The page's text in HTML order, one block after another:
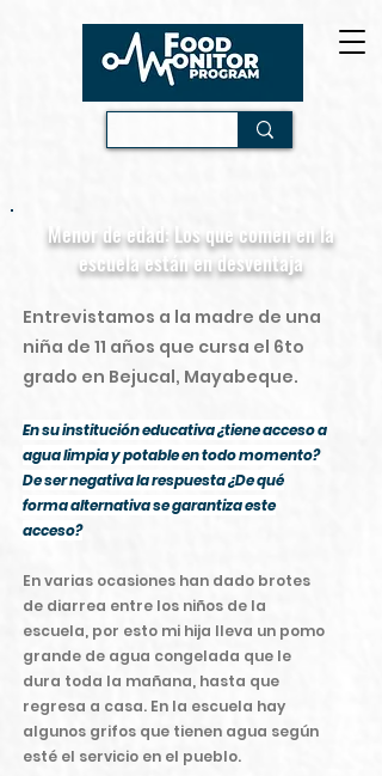
Menor de edad: Los que comen en la
escuela están en desventaja
Entrevistamos a la madre de una
niña de 11 años que cursa el 6to
grado en Bejucal, Mayabeque.
En su institución educativa ¿tiene acceso a
agua limpia y potable en todo momento?
De ser negativa la respuesta ¿De qué
forma alternativa se garantiza este
acceso?
En varias ocasiones han dado brotes
de diarrea entre los niños de la
escuela, por esto mi hija lleva un pomo
grande de agua congelada que le
dura toda la mañana, hasta que
regresa a casa. En la escuela hay
algunos grifos que tienen agua según
esté el servicio en el pueblo.